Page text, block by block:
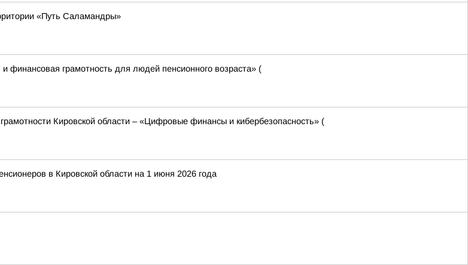
«Путь Саламандры»
финансовая грамотность для людей пенсионного возраста» (
Кировской области – «Цифровые финансы и кибербезопасность» (
в Кировской области на 1 июня 2026 года